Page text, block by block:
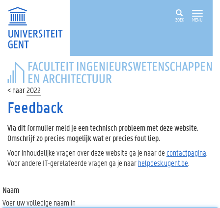
ZOEK MENU
FACULTEIT
INGENIEURSWETENSCHAPPEN
EN
ARCHITECTUUR
2022
Feedback
Via dit formulier meld je een technisch probleem met deze website.
Omschrijf zo precies mogelijk wat er precies fout liep.
Voor inhoudelijke vragen over deze website ga je naar de contactpagina
Voor andere IT-gerelateerde vragen ga je naarhelpdesk.ugent.be
Naam
Voer uw volledige naam in